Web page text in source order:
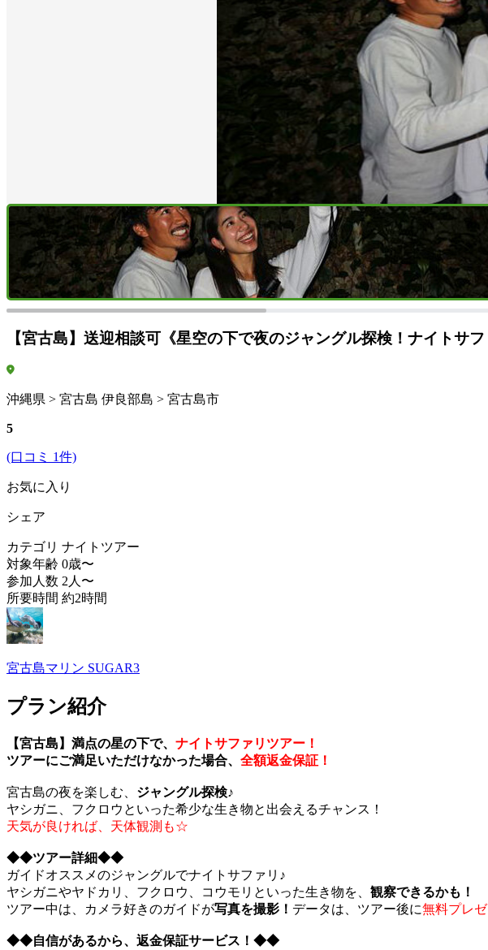
【宮古島】送迎相談可《星空の下で夜のジャングル探検！ナイト
沖縄県 > 宮古島 伊良部島 > 宮古島市
5
(口コミ 1件)
お気に入り
シェア
カテゴリ ナイトツアー
対象年齢 0歳〜
参加人数 2人〜
所要時間 約2時間
宮古島マリン SUGAR3
プラン紹介
【宮古島】満点の星の下で、 ナイトサファリツアー！
ツアーにご満足いただけなかった場合、 全額返金保証！
宮古島の夜を楽しむ、 ジャングル探検♪
ヤシガニ、フクロウといった希少な生き物と出会えるチャンス！
天気が良ければ、天体観測も☆
◆◆ツアー詳細◆◆
ガイドオススメのジャングルでナイトサファリ♪
ヤシガニやヤドカリ、フクロウ、コウモリといった生き物を、 観察できるかも！
ツアー中は、カメラ好きのガイドが写真を撮影！ データは、ツアー後に無料プレゼ
◆◆自信があるから、返金保証サービス！◆◆